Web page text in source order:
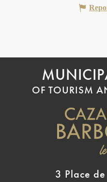
OF TOURISM
3 Place